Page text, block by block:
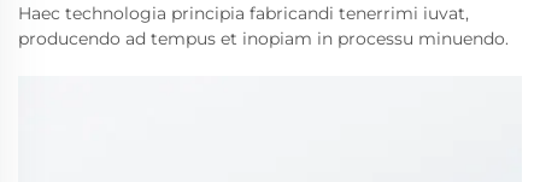
Haec technologia principia fabricandi tenerrimi iuvat,
producendo ad tempus et inopiam in processu minuendo.